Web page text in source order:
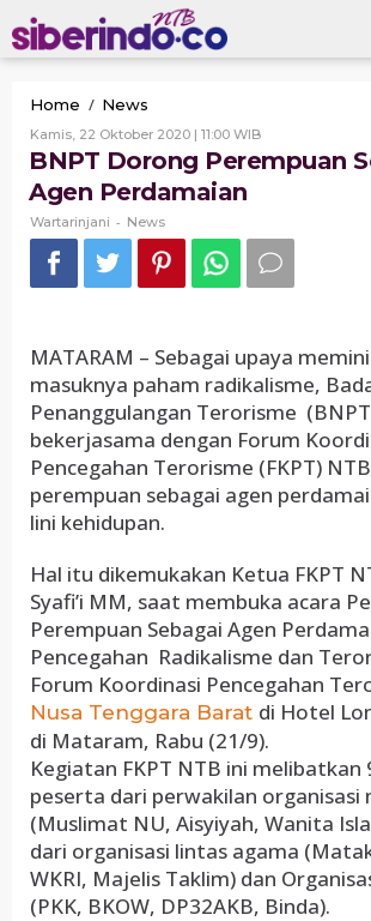
to
content
Home / News
Dorong
Perempuan
Sebagai
Agen
Kamis, 22 Oktober 2020 | 11:00 WIBOleh
BNPT Dorong Perempuan
Agen Perdamaian
Wartarinjani - News
MATARAM – Sebagai upaya
masuknya paham radikalisme,
Penanggulangan Terorisme
bekerjasama dengan Forum
Pencegahan Terorisme (FKPT)
perempuan sebagai agen
lini kehidupan.
Hal itu dikemukakan Ketua FKPT
Syafi’i MM, saat membuka acara
Perempuan Sebagai Agen
Pencegahan Radikalisme dan
Forum Koordinasi Pencegahan
Nusa Tenggara Barat di Hotel
di Mataram, Rabu (21/9).
Kegiatan FKPT NTB ini melibatkan
peserta dari perwakilan organisasi
(Muslimat NU, Aisyiyah, Wanita
dari organisasi lintas agama
WKRI, Majelis Taklim) dan
(PKK, BKOW, DP32AKB, Binda).